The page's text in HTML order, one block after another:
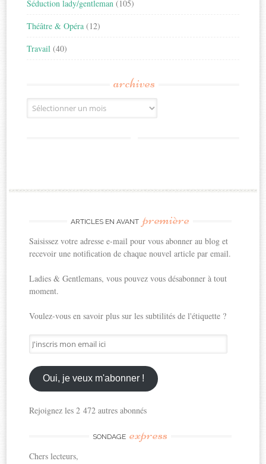
Séduction lady/gentleman (105)
Théâtre & Opéra (12)
Travail (40)
archives
Archives
ARTICLES EN AVANT première
Saisissez votre adresse e-mail pour vous abonner au blog et
recevoir une notification de chaque nouvel article par email.
Ladies & Gentlemans, vous pouvez vous désabonner à tout
moment.
Voulez-vous en savoir plus sur les subtilités de l'étiquette ?
J'inscris
mon
email
ici
Oui, je veux m'abonner !
Rejoignez les 2 472 autres abonnés
SONDAGE express
Chers lecteurs,